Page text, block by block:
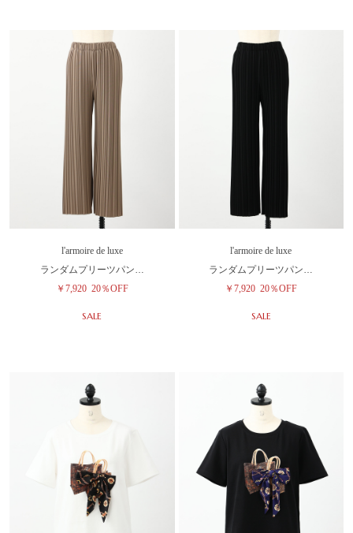
l'armoire de luxe
ランダムプリーツパン…
￥7,920 20％OFF
SALE
l'armoire de luxe
ランダムプリーツパン…
￥7,920 20％OFF
SALE